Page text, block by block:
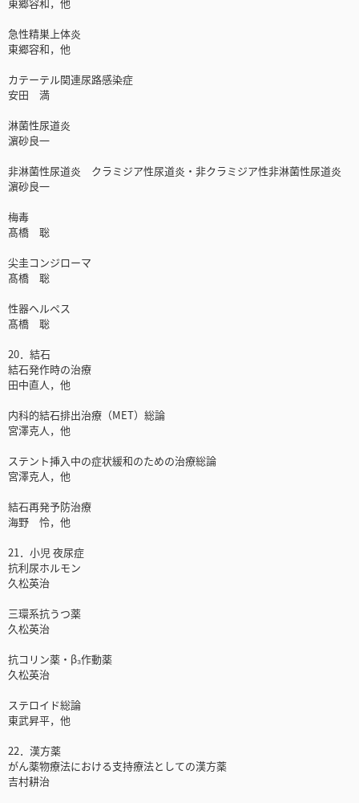
急性精巣上体炎
東郷容和，他
カテーテル関連尿路感染症
安田 満
淋菌性尿道炎
濵砂良一
非淋菌性尿道炎 クラミジア性尿道炎・非クラミジア性非淋菌性尿道炎
濵砂良一
梅毒
髙橋 聡
尖圭コンジローマ
髙橋 聡
性器ヘルペス
髙橋 聡
20．結石
結石発作時の治療
田中直人，他
内科的結石排出治療（MET）総論
宮澤克人，他
ステント挿入中の症状緩和のための治療総論
宮澤克人，他
結石再発予防治療
海野 怜，他
21．小児 夜尿症
抗利尿ホルモン
久松英治
三環系抗うつ薬
久松英治
抗コリン薬・β₃作動薬
久松英治
ステロイド総論
東武昇平，他
22．漢方薬
がん薬物療法における支持療法としての漢方薬
吉村耕治